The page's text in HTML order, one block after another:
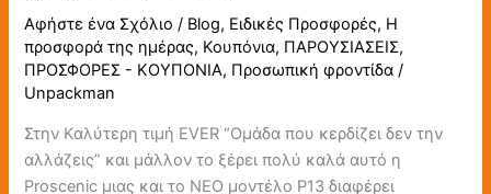
Αφήστε ένα Σχόλιο / Blog, Ειδικές Προσφορές, Η
προσφορά της ημέρας, Κουπόνια, ΠΑΡΟΥΣΙΑΣΕΙΣ,
ΠΡΟΣΦΟΡΕΣ - ΚΟΥΠΟΝΙΑ, Προσωπική φροντίδα /
Unpackman
Στην Καλύτερη τιμή EVER “Ομάδα που κερδίζει δεν την
αλλάζεις” και μάλλον το ξέρει πολύ καλά αυτό η
Proscenic μιας και το ΝΕΟ μοντέλο P13 διαφέρει